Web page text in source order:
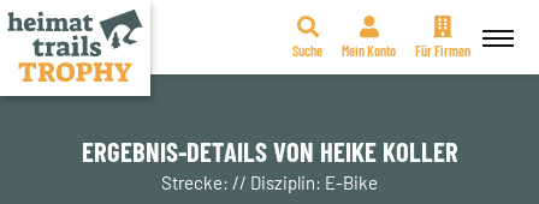
Zum
Suche Mein Konto Für Firmen
ERGEBNIS-DETAILS VON HEIKE KOLLER
Strecke: // Disziplin: E-Bike